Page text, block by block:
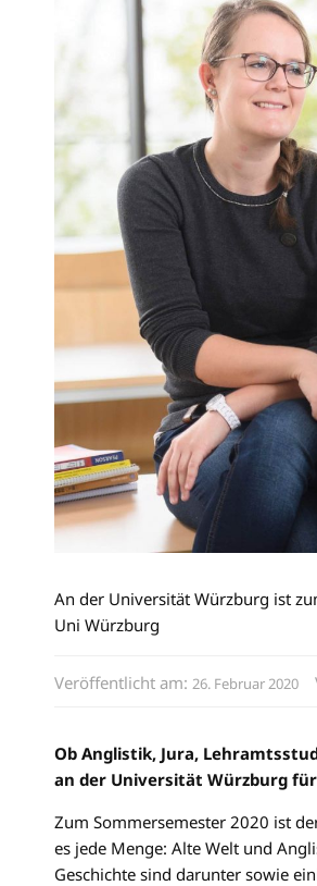
An der Universität Würzburg ist
Uni Würzburg
Veröffentlicht am: 26. Februar 2020
Ob Anglistik, Jura,
an der Universität Würzburg
Zum Sommersemester 2020 ist
es jede Menge: Alte Welt und
Geschichte sind darunter sowie